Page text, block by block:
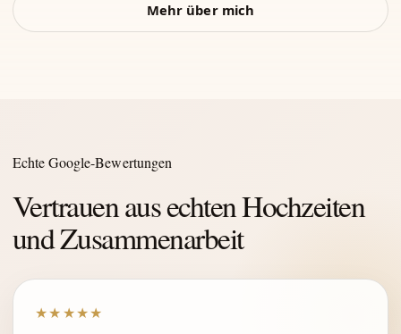
Mehr über mich
Echte Google-Bewertungen
Vertrauen aus echten Hochzeiten
und Zusammenarbeit
★★★★★